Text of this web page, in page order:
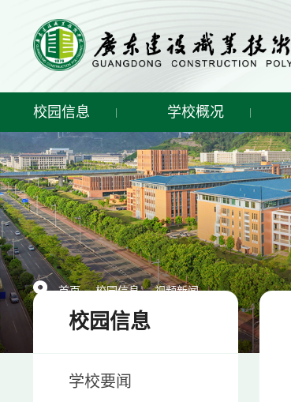
校园信息 学校概况
首页 - 校园信息 - 视频新闻
校园信息
学校要闻